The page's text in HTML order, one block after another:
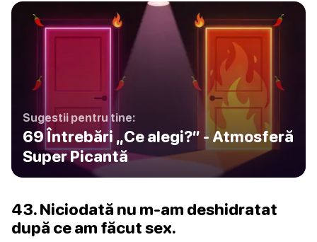
Sugestii pentru tine:
69 Întrebări „Ce alegi?” - Atmosferă
Super Picantă
43. Niciodată nu m-am deshidratat
după ce am făcut sex.